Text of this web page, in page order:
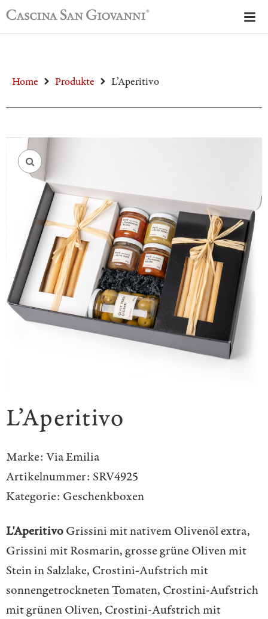
Home Produkte L’Aperitivo
L’Aperitivo
Marke: Via Emilia
Artikelnummer: SRV4925
Kategorie: Geschenkboxen
L'AperitivoGrissini mit nativem Olivenöl extra,
Grissini mit Rosmarin, grosse grüne Oliven mit
Stein in Salzlake, Crostini-Aufstrich mit
sonnengetrockneten Tomaten, Crostini-Aufstrich
mit grünen Oliven, Crostini-Aufstrich mit